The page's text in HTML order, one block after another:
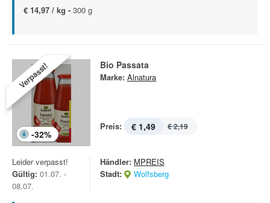
€ 14,97 / kg - 300 g
Verpasst!
-32%
Bio Passata
Marke: Alnatura
Preis: € 1,49 € 2,19
Leider verpasst!
Gültig: 01.07. -
08.07.
Händler: MPREIS
Stadt:
Wolfsberg